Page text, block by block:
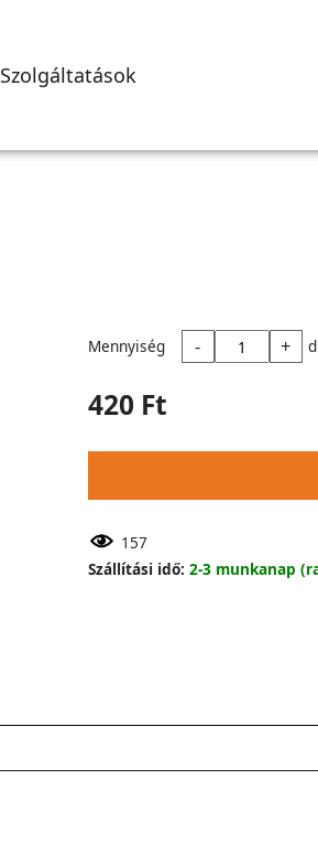
Szolgáltatások
Mennyiség - +
420 Ft
157
Szállítási idő: 2-3 munkanap